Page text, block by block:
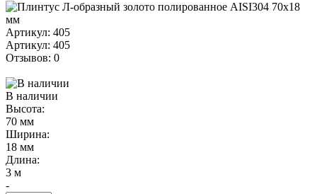
Артикул: 405
Артикул: 405
Отзывов: 0
В наличии
Высота:
70 мм
Ширина:
18 мм
Длина:
3 м
-